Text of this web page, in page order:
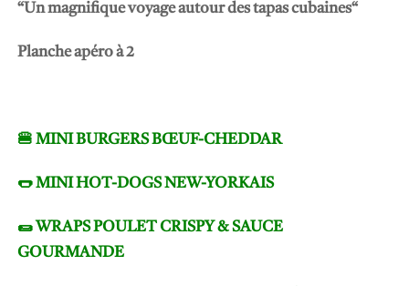
“Un magnifique voyage autour des tapas cubaines“
Planche apéro à 2
🍔 MINI BURGERS BŒUF-CHEDDAR
🌭 MINI HOT-DOGS NEW-YORKAIS
🌯 WRAPS POULET CRISPY & SAUCE
GOURMANDE